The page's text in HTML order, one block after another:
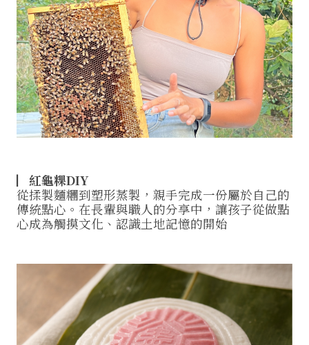
▏紅龜粿DIY
從揉製麵糰到塑形蒸製，親手完成一份屬於自己的
傳統點心。在長輩與職人的分享中，讓孩子從做點
心成為觸摸文化、認識土地記憶的開始